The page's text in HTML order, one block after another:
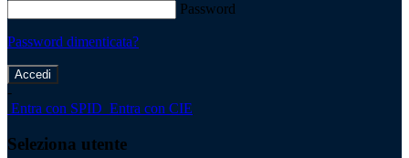
Password
Password dimenticata?
-
Entra con SPID Entra con CIE
Seleziona utente